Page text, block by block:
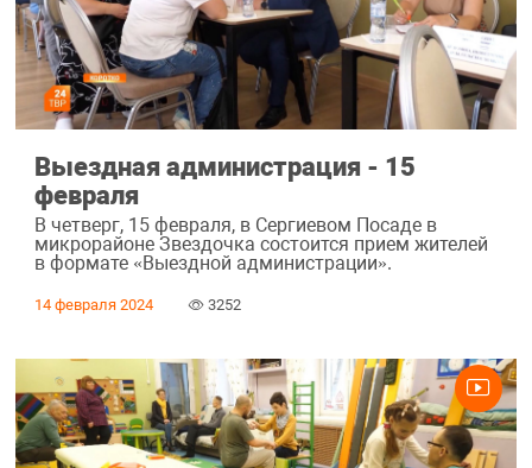
Выездная администрация - 15
февраля
В четверг, 15 февраля, в Сергиевом Посаде в
микрорайоне Звездочка состоится прием жителей
в формате «Выездной администрации».
14 февраля 2024 3252